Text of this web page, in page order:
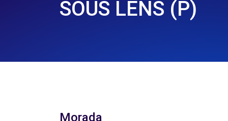
SOUS LENS (P)
Morada